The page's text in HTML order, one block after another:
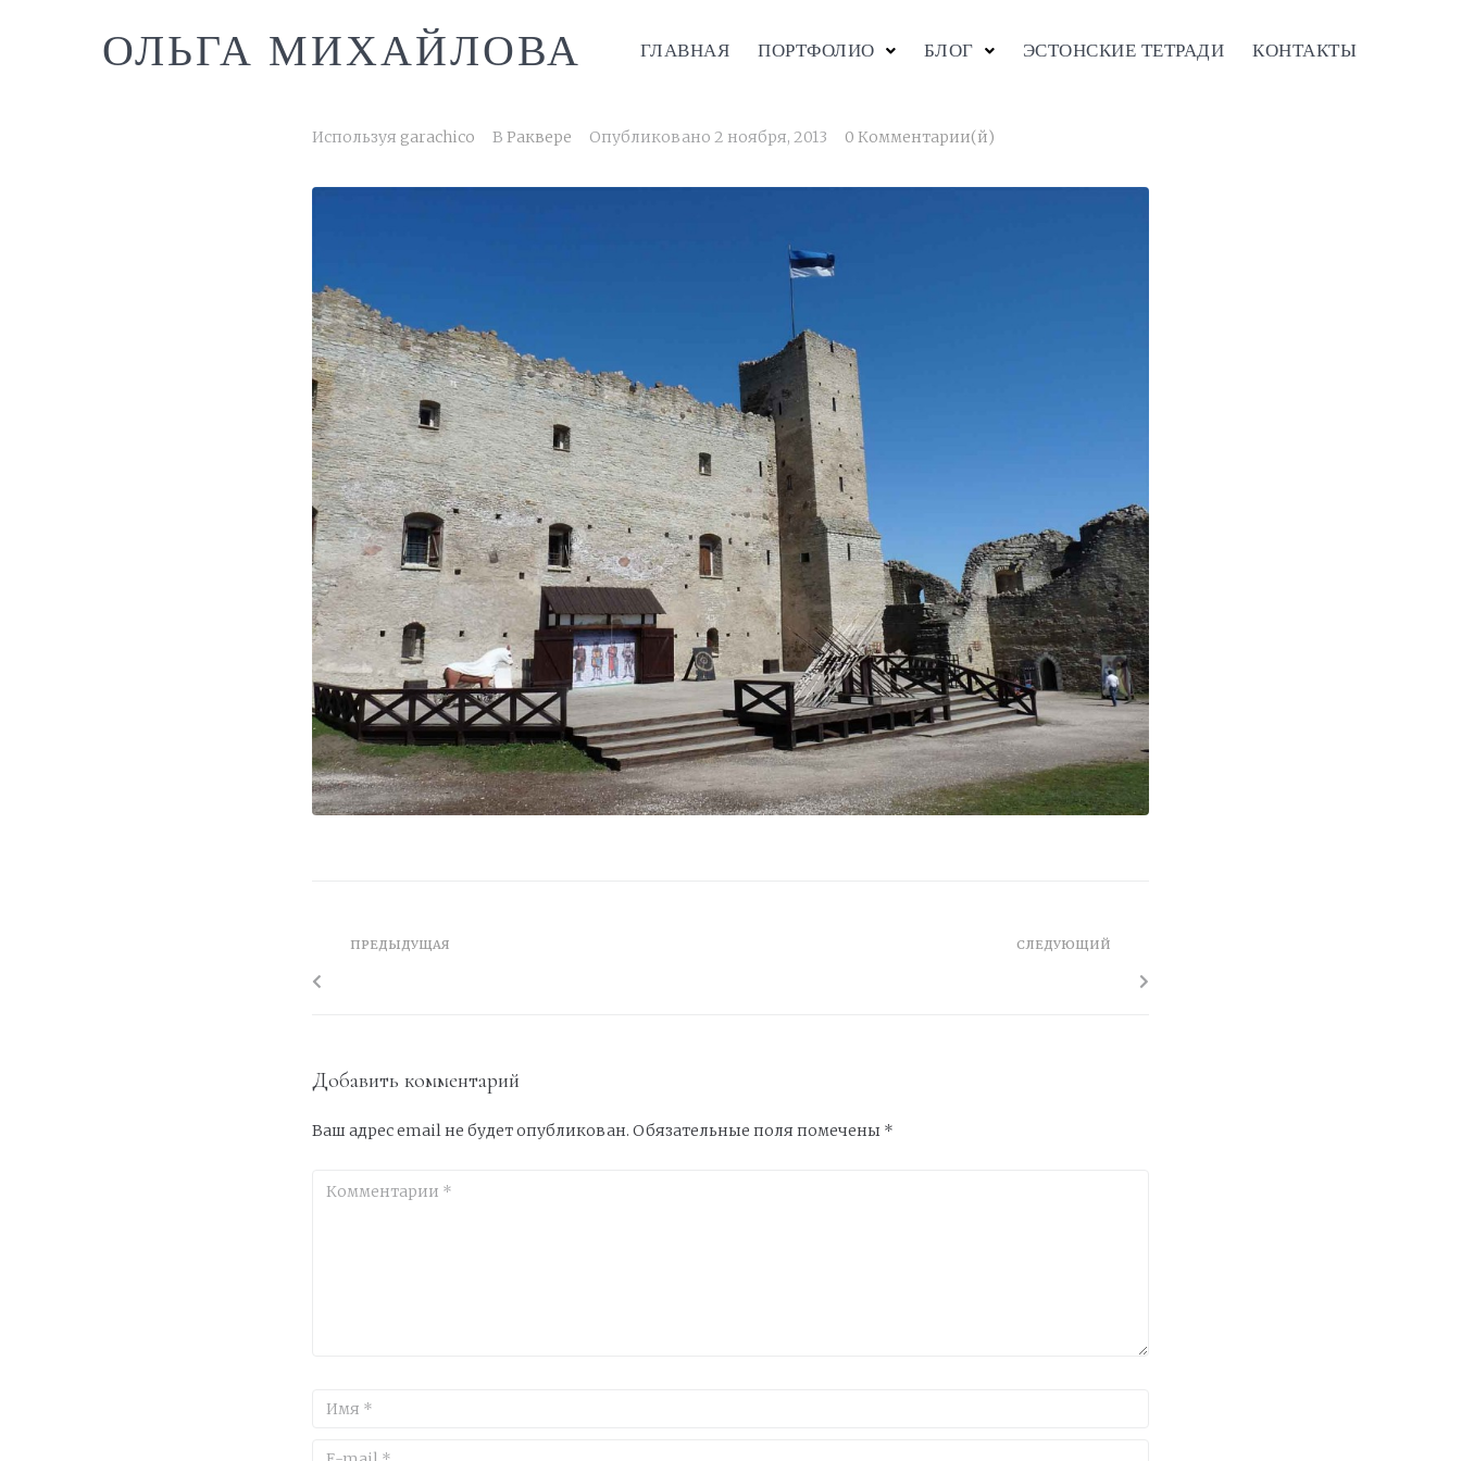
ОЛЬГА МИХАЙЛОВА ГЛАВНАЯ ПОРТФОЛИО БЛОГ ЭСТОНСКИЕ ТЕТРАДИ КОНТАКТЫ
Используя garachico В Раквере Опубликовано 2 ноября, 2013 0 Комментарии(й)
ПРЕДЫДУЩАЯ СЛЕДУЮЩИЙ
Добавить комментарий
Ваш адрес email не будет опубликован. Обязательные поля помечены *